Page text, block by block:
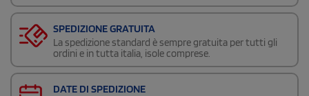
SPEDIZIONE GRATUITA
La spedizione standard è sempre gratuita per tutti gli
ordini e in tutta italia, isole comprese.
DATE DI SPEDIZIONE